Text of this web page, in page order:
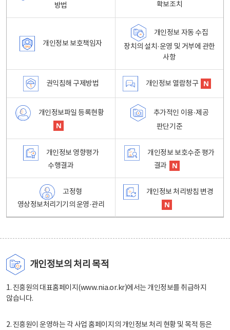
방법
확보조치
개인정보 보호책임자
개인정보 자동 수집
장치의 설치·운영 및 거부에 관한
사항
권익침해 구제방법 개인정보 열람청구
개인정보파일 등록현황
추가적인 이용·제공
판단기준
개인정보 영향평가
수행결과
개인정보 보호수준 평가
결과
고정형
영상정보처리기기의 운영·관리
개인정보 처리방침 변경
개인정보의 처리 목적
1. 진흥원의 대표홈페이지(www.nia.or.kr)에서는 개인정보를 취급하지
않습니다.
2. 진흥원이 운영하는 각 사업 홈페이지의 개인정보 처리 현황 및 목적 등은